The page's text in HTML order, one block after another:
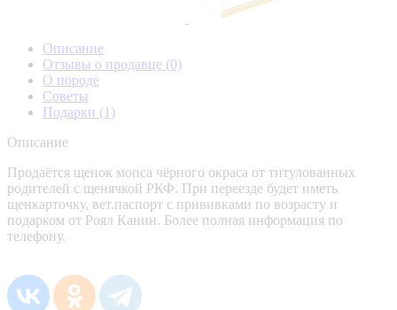
Описание
Отзывы о продавце (0)
О породе
Советы
Подарки (1)
Описание
Продаётся щенок мопса чёрного окраса от титулованных
родителей с щенячкой РКФ. При переезде будет иметь
щенкарточку, вет.паспорт с прививками по возрасту и
подарком от Роял Канин. Более полная информация по
телефону.